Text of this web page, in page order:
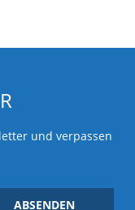
und verpassen
ABSENDEN